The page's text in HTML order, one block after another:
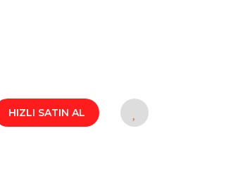
HIZLI SATIN AL